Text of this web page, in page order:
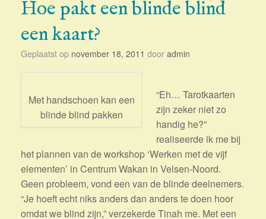
Hoe pakt een blinde blind
een kaart?
Geplaatst op november 18, 2011 door admin
Met handschoen kan een
blinde blind pakken
“Eh… Tarotkaarten
zijn zeker niet zo
handig he?”
realiseerde ik me bij
het plannen van de workshop ‘Werken met de vijf
elementen’ in Centrum Wakan in Velsen-Noord.
Geen probleem, vond een van de blinde deelnemers.
“Je hoeft echt niks anders dan anders te doen hoor
omdat we blind zijn,” verzekerde Tinah me. Met een